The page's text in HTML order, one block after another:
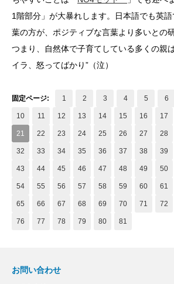
1階部分」が大暴れします。日本語でも英
葉の方が、ポジティブな言葉より多いとの
つまり、自然体で子育てしている多くの親
イラ、怒ってばかり”（泣）
固定ページ: 1 2 3 4 5 6
10 11 12 13 14 15 16 17
21 22 23 24 25 26 27 28
32 33 34 35 36 37 38 39
43 44 45 46 47 48 49 50
54 55 56 57 58 59 60 61
65 66 67 68 69 70 71 72
76 77 78 79 80 81
お問い合わせ